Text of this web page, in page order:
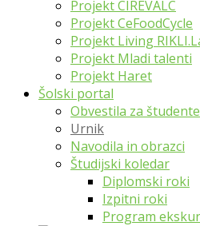
Projekt CIREVALC
Projekt CeFoodCycle
Projekt Living
Projekt Mladi talenti
Projekt Haret
Šolski portal
Obvestila za študente
Urnik
Navodila in obrazci
Študijski koledar
Diplomski roki
Izpitni roki
Program